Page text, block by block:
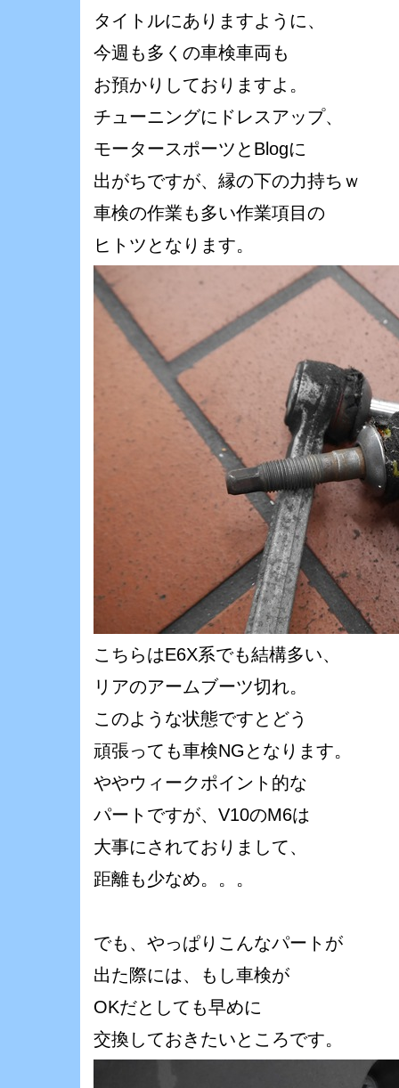
タイトルにありますように、
今週も多くの車検車両も
お預かりしておりますよ。
チューニングにドレスアップ、
モータースポーツとBlogに
出がちですが、縁の下の力持ちｗ
車検の作業も多い作業項目の
ヒトツとなります。
こちらはE6X系でも結構多い、
リアのアームブーツ切れ。
このような状態ですとどう
頑張っても車検NGとなります。
ややウィークポイント的な
パートですが、V10のM6は
大事にされておりまして、
距離も少なめ。。。
でも、やっぱりこんなパートが
出た際には、もし車検が
OKだとしても早めに
交換しておきたいところです。